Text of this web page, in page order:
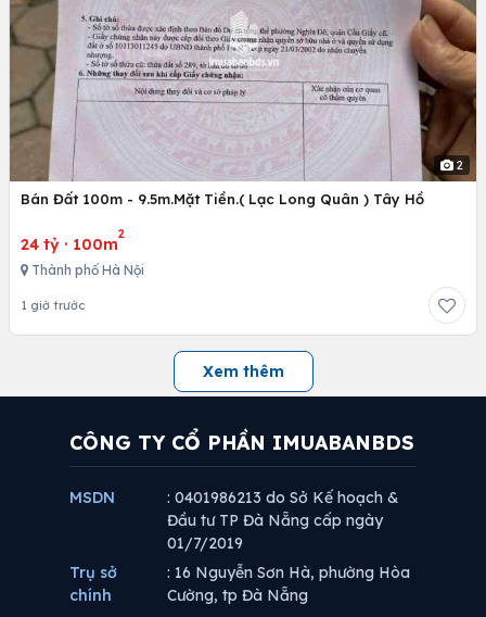
2
Bán Đất 100m - 9.5m.Mặt Tiền.( Lạc Long Quân ) Tây Hồ
24 tỷ · 100m
2
Thành phố Hà Nội
1 giờ trước
Xem thêm
CÔNG TY CỔ PHẦN IMUABANBDS
MSDN
: 0401986213 do Sở Kế hoạch &
Đầu tư TP Đà Nẵng cấp ngày
01/7/2019
Trụ sở
chính
: 16 Nguyễn Sơn Hà, phường Hòa
Cường, tp Đà Nẵng